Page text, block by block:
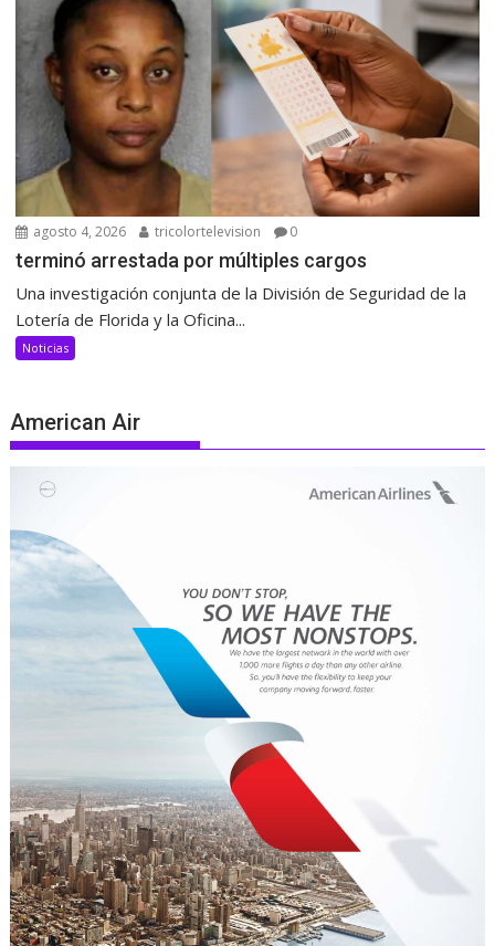
agosto 4, 2026 tricolortelevision 0
terminó arrestada por múltiples cargos
Una investigación conjunta de la División de Seguridad de la
Lotería de Florida y la Oficina...
Noticias
American Air